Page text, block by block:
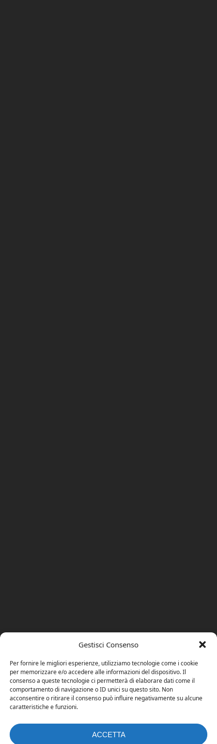
Gestisci Consenso
Per fornire le migliori esperienze, utilizziamo tecnologie come i cookie
per memorizzare e/o accedere alle informazioni del dispositivo. Il
consenso a queste tecnologie ci permetterà di elaborare dati come il
comportamento di navigazione o ID unici su questo sito. Non
acconsentire o ritirare il consenso può influire negativamente su alcune
caratteristiche e funzioni.
ACCETTA